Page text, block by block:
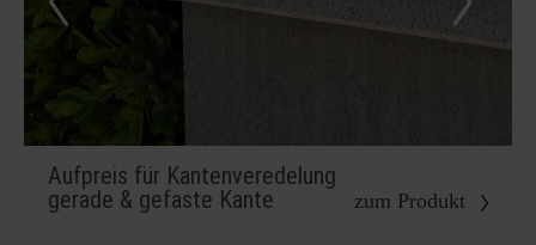
Aufpreis für Kantenveredelung
gerade & gefaste Kante
zum Produkt